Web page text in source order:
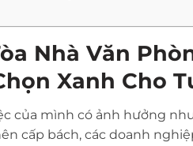
Nhà Văn
Xanh Cho
của mình có ảnh hưởng
cấp bách, các doanh